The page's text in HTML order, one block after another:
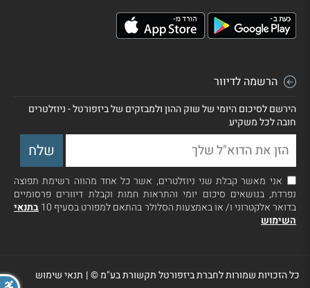
הרשמה לדיוור
הירשם לסיכום היומי של שוק ההון ולמבזקים של ביזפורטל - ניוזלטרים
חובה לכל משקיע
אני מאשר קבלת שני ניוזלטרים, אשר כל אחד מהווה רשימת תפוצה
נפרדת, בנושאים סיכום יומי והתראות חמות וקבלת דיוורים פרסומיים
בדואר אלקטרוני ו/ או באמצעות הסלולר בהתאם למפורט בסעיף 10
בתנאי
השימוש
כל הזכויות שמורות לחברת ביזפורטל תקשורת בע"מ ©| תנאי שימוש